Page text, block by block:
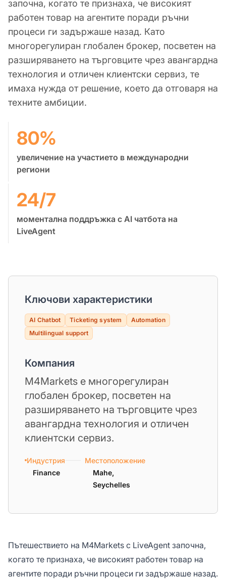
започна, когато те признаха, че високият
работен товар на агентите поради ръчни
процеси ги задържаше назад. Като
многорегулиран глобален брокер, посветен на
разширяването на търговците чрез авангардна
технология и отличен клиентски сервиз, те
имаха нужда от решение, което да отговаря на
техните амбиции.
80%
увеличение на участието в международни
региони
24/7
моментална поддръжка с AI чатбота на
LiveAgent
Ключови характеристики
AI Chatbot Ticketing system
Automation
Multilingual support
Компания
M4Markets е многорегулиран
глобален брокер, посветен на
разширяването на търговците чрез
авангардна технология и отличен
клиентски сервиз.
Индустрия
Finance
Местоположение
Mahe,
Seychelles
Пътешествието на M4Markets с LiveAgent започна,
когато те признаха, че високият работен товар на
агентите поради ръчни процеси ги задържаше назад.